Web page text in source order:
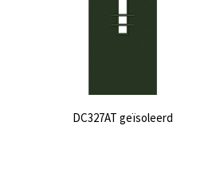
DC327AT geïsoleerd